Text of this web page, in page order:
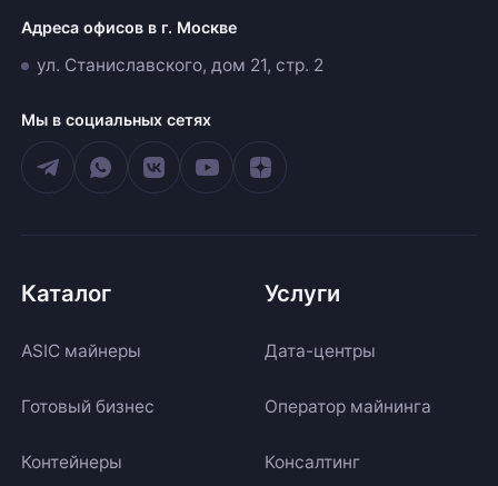
Адреса офисов в г. Москве
ул. Станиславского, дом 21, стр. 2
Мы в социальных сетях
Каталог
ASIC майнеры
Готовый бизнес
Контейнеры
Услуги
Дата-центры
Оператор майнинга
Консалтинг